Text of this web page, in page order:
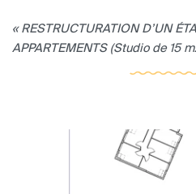
« RESTRUCTURATION D’UN
APPARTEMENTS (Studio de 15